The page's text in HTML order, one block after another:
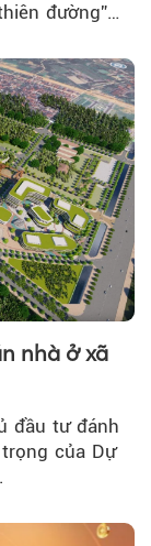
đường”
nhà ở xã
đầu tư đánh
của Dự